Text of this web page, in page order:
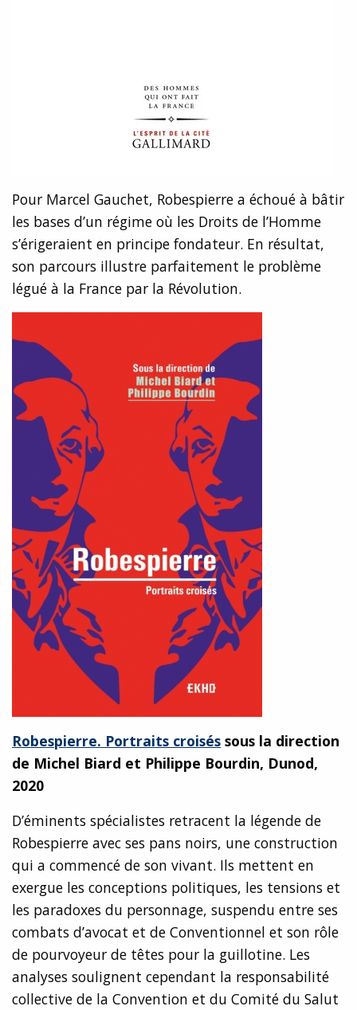
Pour Marcel Gauchet, Robespierre a échoué à bâtir
les bases d’un régime où les Droits de l’Homme
s’érigeraient en principe fondateur. En résultat,
son parcours illustre parfaitement le problème
légué à la France par la Révolution.
Robespierre. Portraits croisés sous la direction
de Michel Biard et Philippe Bourdin, Dunod,
2020
D’éminents spécialistes retracent la légende de
Robespierre avec ses pans noirs, une construction
qui a commencé de son vivant. Ils mettent en
exergue les conceptions politiques, les tensions et
les paradoxes du personnage, suspendu entre ses
combats d’avocat et de Conventionnel et son rôle
de pourvoyeur de têtes pour la guillotine. Les
analyses soulignent cependant la responsabilité
collective de la Convention et du Comité du Salut